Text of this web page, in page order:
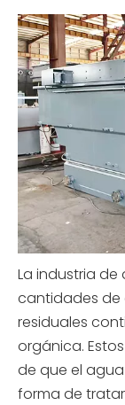
La industria
cantidades de
residuales
orgánica.
de que el
forma de